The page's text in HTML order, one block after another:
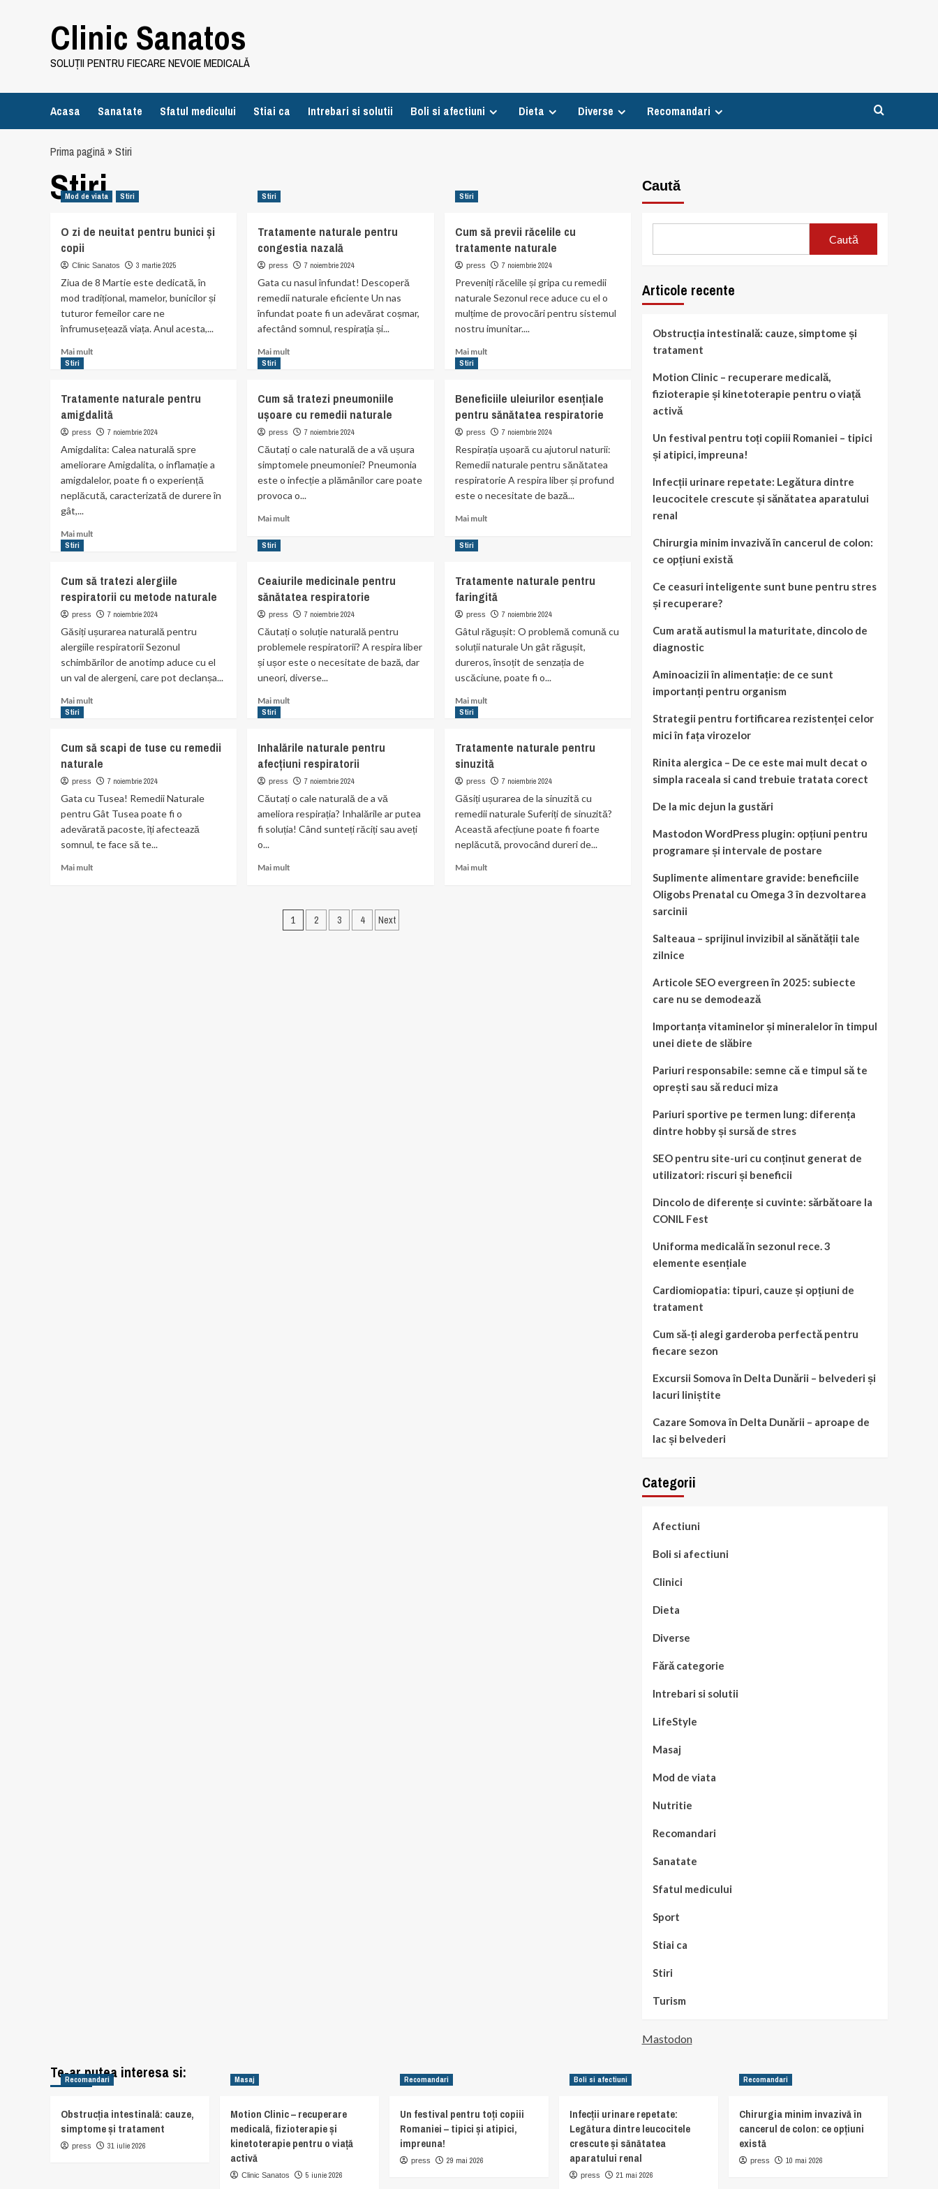
Clinic Sanatos
SOLUȚII PENTRU FIECARE NEVOIE MEDICALĂ
Acasa Sanatate Sfatul medicului Stiai ca Intrebari si solutii Boli si afectiuni Dieta Diverse Recomandari
Prima pagină»Stiri
Stiri
Mod de viata Stiri
O zi de neuitat pentru bunici și
copii
Clinic Sanatos 3 martie 2025
Ziua de 8 Martie este dedicată, în
mod tradițional, mamelor, bunicilor și
tuturor femeilor care ne
înfrumusețează viața. Anul acesta,...
Mai mult
zi
de
neuitat
bunici
și
copii
Stiri
Tratamente naturale pentru
congestia nazală
press 7 noiembrie 2024
Gata cu nasul înfundat! Descoperă
remedii naturale eficiente Un nas
înfundat poate fi un adevărat coșmar,
afectând somnul, respirația și...
Mai mult
naturale
pentru
congestia
Stiri
Cum să previi răcelile cu
tratamente naturale
press 7 noiembrie 2024
Preveniți răcelile și gripa cu remedii
naturale Sezonul rece aduce cu el o
mulțime de provocări pentru sistemul
nostru imunitar....
Mai multRead
să
previi
răcelile
tratamente
naturale
Stiri
Tratamente naturale pentru
amigdalită
press 7 noiembrie 2024
Amigdalita: Calea naturală spre
ameliorare Amigdalita, o inflamație a
amigdalelor, poate fi o experiență
neplăcută, caracterizată de durere în
gât,...
Mai mult
naturale
pentru
amigdalită
Stiri
Cum să tratezi pneumoniile
ușoare cu remedii naturale
press 7 noiembrie 2024
Căutați o cale naturală de a vă ușura
simptomele pneumoniei? Pneumonia
este o infecție a plămânilor care poate
provoca o...
Mai mult
tratezi
pneumoniile
ușoare
remedii
naturale
Stiri
Beneficiile uleiurilor esențiale
pentru sănătatea respiratorie
press 7 noiembrie 2024
Respirația ușoară cu ajutorul naturii:
Remedii naturale pentru sănătatea
respiratorie A respira liber și profund
este o necesitate de bază...
Mai multRead
esențiale
pentru
sănătatea
Stiri
Cum să tratezi alergiile
respiratorii cu metode naturale
press 7 noiembrie 2024
Găsiți ușurarea naturală pentru
alergiile respiratorii Sezonul
schimbărilor de anotimp aduce cu el
un val de alergeni, care pot declanșa...
Mai mult
să
tratezi
alergiile
cu
metode
naturale
Stiri
Ceaiurile medicinale pentru
sănătatea respiratorie
press 7 noiembrie 2024
Căutați o soluție naturală pentru
problemele respiratorii? A respira liber
și ușor este o necesitate de bază, dar
uneori, diverse...
Mai mult
medicinale
pentru
sănătatea
Stiri
Tratamente naturale pentru
faringită
press 7 noiembrie 2024
Gâtul răgușit: O problemă comună cu
soluții naturale Un gât răgușit,
dureros, însoțit de senzația de
uscăciune, poate fi o...
Mai multRead
naturale
pentru
faringită
Stiri
Cum să scapi de tuse cu remedii
naturale
press 7 noiembrie 2024
Gata cu Tusea! Remedii Naturale
pentru Gât Tusea poate fi o
adevărată pacoste, îți afectează
somnul, te face să te...
Mai mult
Stiri
Inhalările naturale pentru
afecțiuni respiratorii
press 7 noiembrie 2024
Căutați o cale naturală de a vă
ameliora respirația? Inhalările ar putea
fi soluția! Când sunteți răciți sau aveți
o...
Mai mult
naturale
pentru
Stiri
Tratamente naturale pentru
sinuzită
press 7 noiembrie 2024
Găsiți ușurarea de la sinuzită cu
remedii naturale Suferiți de sinuzită?
Această afecțiune poate fi foarte
neplăcută, provocând dureri de...
Mai multRead
Paginație
1 2 3 4 Next
Caută
Caută
Articole recente
Obstrucția intestinală: cauze, simptome și
tratament
Motion Clinic – recuperare medicală,
fizioterapie și kinetoterapie pentru o viață
activă
Un festival pentru toți copiii Romaniei – tipici
și atipici, impreuna!
Infecții urinare repetate: Legătura dintre
leucocitele crescute și sănătatea aparatului
renal
Chirurgia minim invazivă în cancerul de colon:
ce opțiuni există
Ce ceasuri inteligente sunt bune pentru stres
și recuperare?
Cum arată autismul la maturitate, dincolo de
diagnostic
Aminoacizii în alimentație: de ce sunt
importanți pentru organism
Strategii pentru fortificarea rezistenței celor
mici în fața virozelor
Rinita alergica – De ce este mai mult decat o
simpla raceala si cand trebuie tratata corect
De la mic dejun la gustări
Mastodon WordPress plugin: opțiuni pentru
programare și intervale de postare
Suplimente alimentare gravide: beneficiile
Oligobs Prenatal cu Omega 3 în dezvoltarea
sarcinii
Salteaua – sprijinul invizibil al sănătății tale
zilnice
Articole SEO evergreen în 2025: subiecte
care nu se demodează
Importanța vitaminelor și mineralelor în timpul
unei diete de slăbire
Pariuri responsabile: semne că e timpul să te
oprești sau să reduci miza
Pariuri sportive pe termen lung: diferența
dintre hobby și sursă de stres
SEO pentru site-uri cu conținut generat de
utilizatori: riscuri și beneficii
Dincolo de diferențe si cuvinte: sărbătoare la
CONIL Fest
Uniforma medicală în sezonul rece. 3
elemente esențiale
Cardiomiopatia: tipuri, cauze și opțiuni de
tratament
Cum să-ți alegi garderoba perfectă pentru
fiecare sezon
Excursii Somova în Delta Dunării – belvederi și
lacuri liniștite
Cazare Somova în Delta Dunării – aproape de
lac și belvederi
Categorii
Afectiuni
Boli si afectiuni
Clinici
Dieta
Diverse
Fără categorie
Intrebari si solutii
LifeStyle
Masaj
Mod de viata
Nutritie
Recomandari
Sanatate
Sfatul medicului
Sport
Stiai ca
Stiri
Turism
Mastodon
Te-ar putea interesa si:
Recomandari
Obstrucția intestinală: cauze,
simptome și tratament
press 31 iulie 2026
Masaj
Motion Clinic – recuperare
medicală, fizioterapie și
kinetoterapie pentru o viață
activă
Clinic Sanatos 5 iunie 2026
Recomandari
Un festival pentru toți copiii
Romaniei – tipici și atipici,
impreuna!
press 29 mai 2026
Boli si afectiuni
Infecții urinare repetate:
Legătura dintre leucocitele
crescute și sănătatea
aparatului renal
press 21 mai 2026
Recomandari
Chirurgia minim invazivă în
cancerul de colon: ce opțiuni
există
press 10 mai 2026